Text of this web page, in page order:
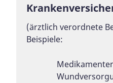
(ärztlich verordnete
Beispiele: